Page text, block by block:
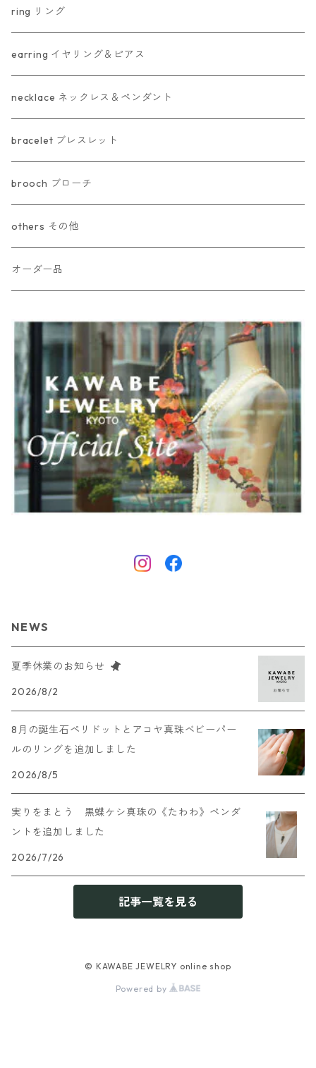
ring リング
earring イヤリング＆ピアス
necklace ネックレス＆ペンダント
bracelet ブレスレット
brooch ブローチ
others その他
オーダー品
NEWS
夏季休業のお知らせ
2026/8/2
8月の誕生石ペリドットとアコヤ真珠ベビーパー
ルのリングを追加しました
2026/8/5
実りをまとう 黒蝶ケシ真珠の《たわわ》ペンダ
ントを追加しました
2026/7/26
記事一覧を見る
© KAWABE JEWELRY online shop
Powered by